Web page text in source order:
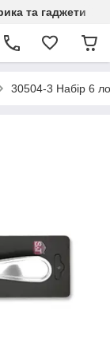
та гаджети
30504-3 Набір 6